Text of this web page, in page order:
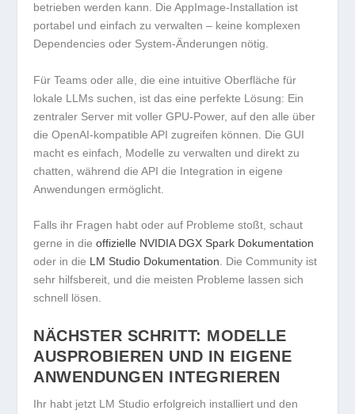
betrieben werden kann. Die AppImage-Installation ist
portabel und einfach zu verwalten – keine komplexen
Dependencies oder System-Änderungen nötig.
Für Teams oder alle, die eine intuitive Oberfläche für
lokale LLMs suchen, ist das eine perfekte Lösung: Ein
zentraler Server mit voller GPU-Power, auf den alle über
die OpenAI-kompatible API zugreifen können. Die GUI
macht es einfach, Modelle zu verwalten und direkt zu
chatten, während die API die Integration in eigene
Anwendungen ermöglicht.
Falls ihr Fragen habt oder auf Probleme stoßt, schaut
gerne in dieoffizielle NVIDIA DGX Spark Dokumentation
oder in die LM Studio Dokumentation . Die Community ist
sehr hilfsbereit, und die meisten Probleme lassen sich
schnell lösen.
NÄCHSTER SCHRITT: MODELLE
AUSPROBIEREN UND IN EIGENE
ANWENDUNGEN INTEGRIEREN
Ihr habt jetzt LM Studio erfolgreich installiert und den